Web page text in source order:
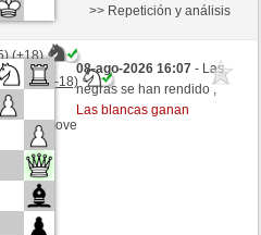
(+18)
(1401) (-18)
move
>> Repetición y análisis
08-ago-2026 16:07- Las
negras se han rendido ,
Las blancas ganan